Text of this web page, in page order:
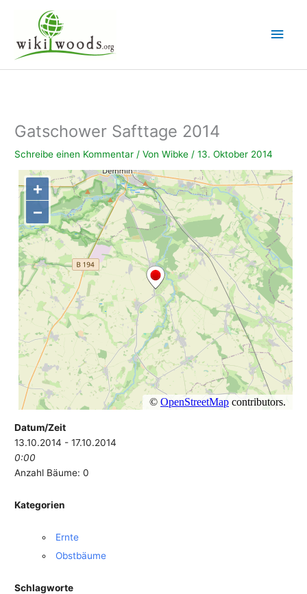
springen
Gatschower Safttage 2014
Schreibe einen Kommentar / VonWibke /13. Oktober 2014
Datum/Zeit
13.10.2014 - 17.10.2014
0:00
Anzahl Bäume: 0
Kategorien
Ernte
Obstbäume
Schlagworte